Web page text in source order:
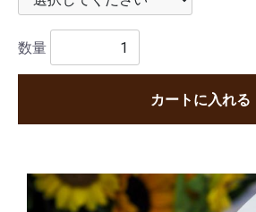
数量
カートに入れる